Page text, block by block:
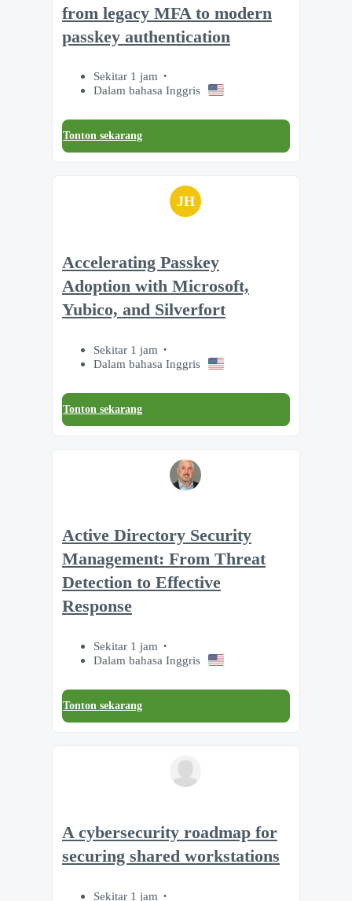
from legacy MFA to modern
passkey authentication
Sekitar 1 jam
Dalam bahasa Inggris
Tonton sekarang
JH
Accelerating Passkey
Adoption with Microsoft,
Yubico, and Silverfort
Sekitar 1 jam
Dalam bahasa Inggris
Tonton sekarang
Active Directory Security
Management: From Threat
Detection to Effective
Response
Sekitar 1 jam
Dalam bahasa Inggris
Tonton sekarang
A cybersecurity roadmap for
securing shared workstations
Sekitar 1 jam